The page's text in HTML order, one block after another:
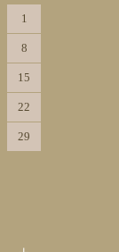
1
8
15
22
29